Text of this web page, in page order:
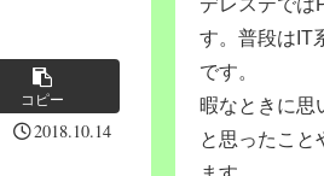
コピー
2018.10.14
デレステでは
す。普段はIT
です。
暇なときに思
と思ったこと